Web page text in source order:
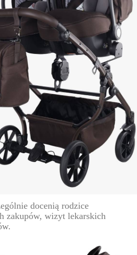
docenią rodzice
zakupów, wizyt lekarskich